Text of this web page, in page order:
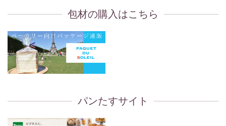
包材の購入はこちら
パンたすサイト